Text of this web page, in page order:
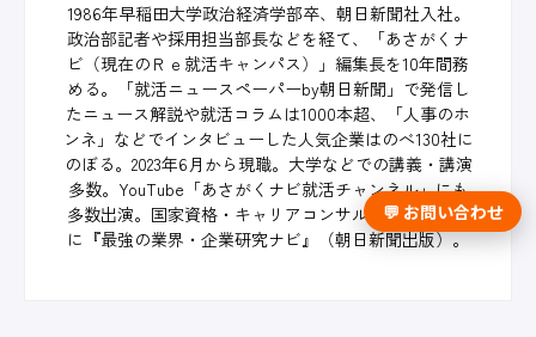
1986年早稲田大学政治経済学部卒、朝日新聞社入社。
政治部記者や採用担当部長などを経て、「あさがくナ
ビ（現在のＲｅ就活キャンパス）」編集長を10年間務
める。「就活ニュースペーパーby朝日新聞」で発信し
たニュース解説や就活コラムは1000本超、「人事のホ
ンネ」などでインタビューした人気企業はのべ130社に
のぼる。2023年6月から現職。大学などでの講義・講演
多数。YouTube「あさがくナビ就活チャンネル」にも
多数出演。国家資格・キャリアコンサルタント。著書
に『最強の業界・企業研究ナビ』（朝日新聞出版）。
💬 お問い合わせ